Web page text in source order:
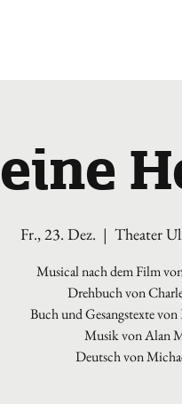
Fr., 23. Dez.
  |
Theater
Musical nach dem Film
Drehbuch von
Buch und Gesangstexte
Musik von Alan
Deutsch von